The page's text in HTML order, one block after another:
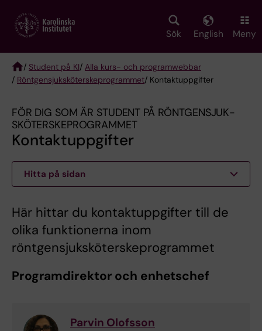
main
Sök English Meny
Breadcrumb
/ Student på KI/ Alla kurs- och programwebbar
/ Röntgen­sjuk­sköterske­programmet/ Kontaktuppgifter
FÖR DIG SOM ÄR STUDENT PÅ RÖNTGEN­SJUK­
SKÖTERSKE­PROGRAMMET
Kontaktuppgifter
Hitta på sidan
Här hittar du kontaktuppgifter till de
olika funktionerna inom
röntgensjuksköterskeprogrammet
Programdirektor och enhetschef
Parvin Olofsson